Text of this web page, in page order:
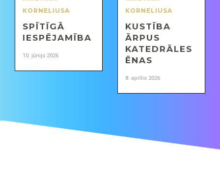
KORNELIUSA
SPĪTĪGĀ
IESPĒJAMĪBA
10. jūnijs 2026
KORNELIUSA
KUSTĪBA
ĀRPUS
KATEDRĀLES
ĒNAS
8. aprīlis 2026